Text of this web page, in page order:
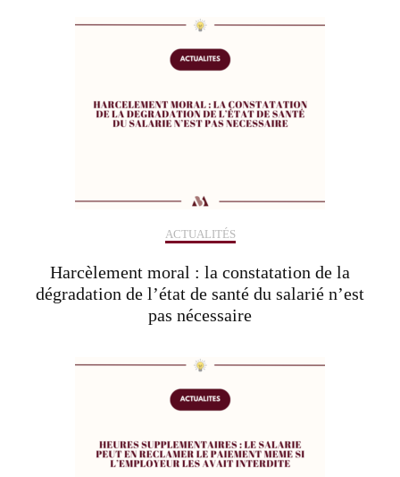
ACTUALITÉS
Harcèlement moral : la constatation de la
dégradation de l’état de santé du salarié n’est
pas nécessaire